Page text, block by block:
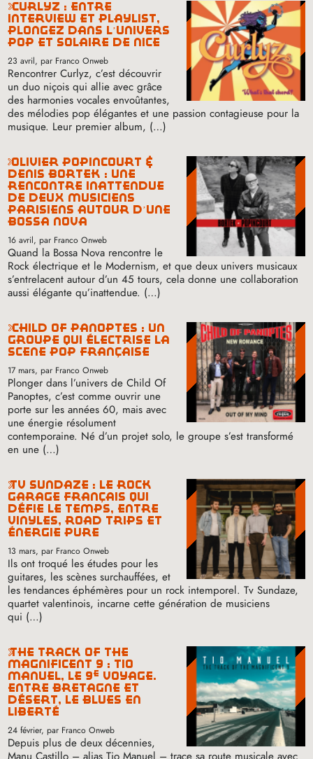
curlyz : entre
interview et playlist,
plongez dans l’univers
pop et solaire de nice
23 avril, par Franco Onweb
Rencontrer Curlyz, c’est découvrir
un duo niçois qui allie avec grâce
des harmonies vocales envoûtantes,
des mélodies pop élégantes et une passion contagieuse pour la
musique. Leur premier album, (…)
olivier popincourt &
denis bortek : une
rencontre inattendue
de deux musiciens
parisiens autour d’une
bossa nova
16 avril, par Franco Onweb
Quand la Bossa Nova rencontre le
Rock électrique et le Modernism, et que deux univers musicaux
s’entrelacent autour d’un 45 tours, cela donne une collaboration
aussi élégante qu’inattendue. (…)
child of panoptes : un
groupe qui électrise la
scène pop française
17 mars, par Franco Onweb
Plonger dans l’univers de Child Of
Panoptes, c’est comme ouvrir une
porte sur les années 60, mais avec
une énergie résolument
contemporaine. Né d’un projet solo, le groupe s’est transformé
en une (…)
tv sundaze : le rock
garage français qui
défie le temps, entre
vinyles, road trips et
énergie pure
13 mars, par Franco Onweb
Ils ont troqué les études pour les
guitares, les scènes surchauffées, et
les tendances éphémères pour un rock intemporel. Tv Sundaze,
quartet valentinois, incarne cette génération de musiciens
qui (…)
the track of the
magnificent 9 : tio
manuel, le 9e voyage.
entre bretagne et
désert, le blues en
liberté
24 février, par Franco Onweb
Depuis plus de deux décennies,